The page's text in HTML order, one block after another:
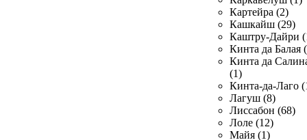
Картейра (2)
Кашкайш (29)
Каштру-Дайри
Кинта да Балая
Кинта да
(1)
Кинта-да-Лаго
Лагуш (8)
Лиссабон (68)
Лоле (12)
Майя (1)